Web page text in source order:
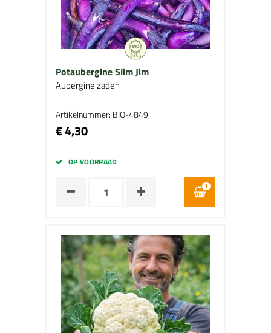
Potaubergine Slim Jim
Aubergine zaden
Artikelnummer: BIO-4849
€ 4,30
OP VOORRAAD